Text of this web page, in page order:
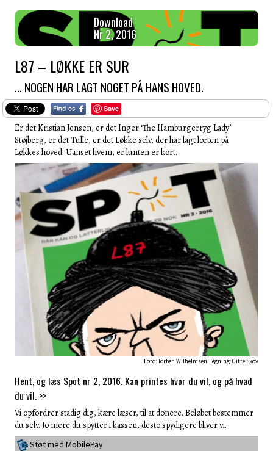
Download
Nr 2, 2016
L87 – LØKKE ER SUR
… NOGEN HAR LAGT NOGET PÅ HANS HOVED.
Save
Er det Kristian Jensen, er det Inger ‘The Hamburgerryg Lady’
Støjberg, er det Tulle, er det Løkke selv, der har lagt lorten på
Løkkes hoved. Uanset hvem, er lunten er kort.
Foto: Torben Wilhelmsen. Tegning: Gitte Skov
Hent, og læs Spot nr 2, 2016. Kan printes hvor du vil, og på hvad
du vil. >>
Vi opfordrer stadig dig, kære læser, til at donere. Beløbet bestemmer
du selv. Jo mere du spytter i kassen, desto spydigere bliver vi.
Støt med MobilePay